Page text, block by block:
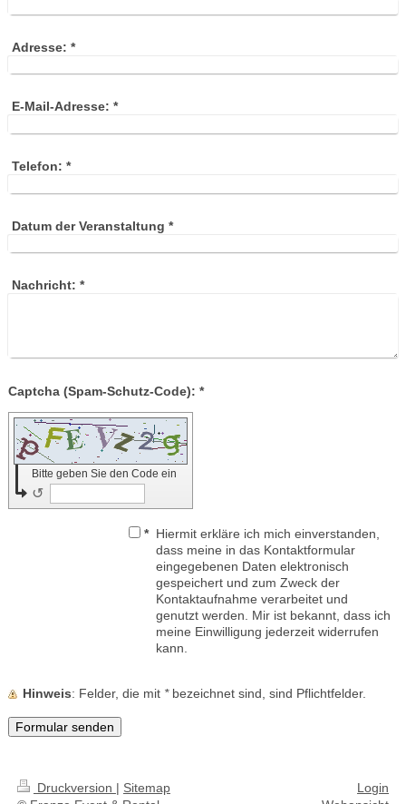
Adresse: *
E-Mail-Adresse: *
Telefon: *
Datum der Veranstaltung *
Nachricht: *
Captcha (Spam-Schutz-Code): *
Bitte geben Sie den Code ein
↺
* Hiermit erkläre ich mich einverstanden,
dass meine in das Kontaktformular
eingegebenen Daten elektronisch
gespeichert und zum Zweck der
Kontaktaufnahme verarbeitet und
genutzt werden. Mir ist bekannt, dass ich
meine Einwilligung jederzeit widerrufen
kann.
Hinweis : Felder, die mit *bezeichnet sind, sind Pflichtfelder.
Druckversion | Sitemap
Login